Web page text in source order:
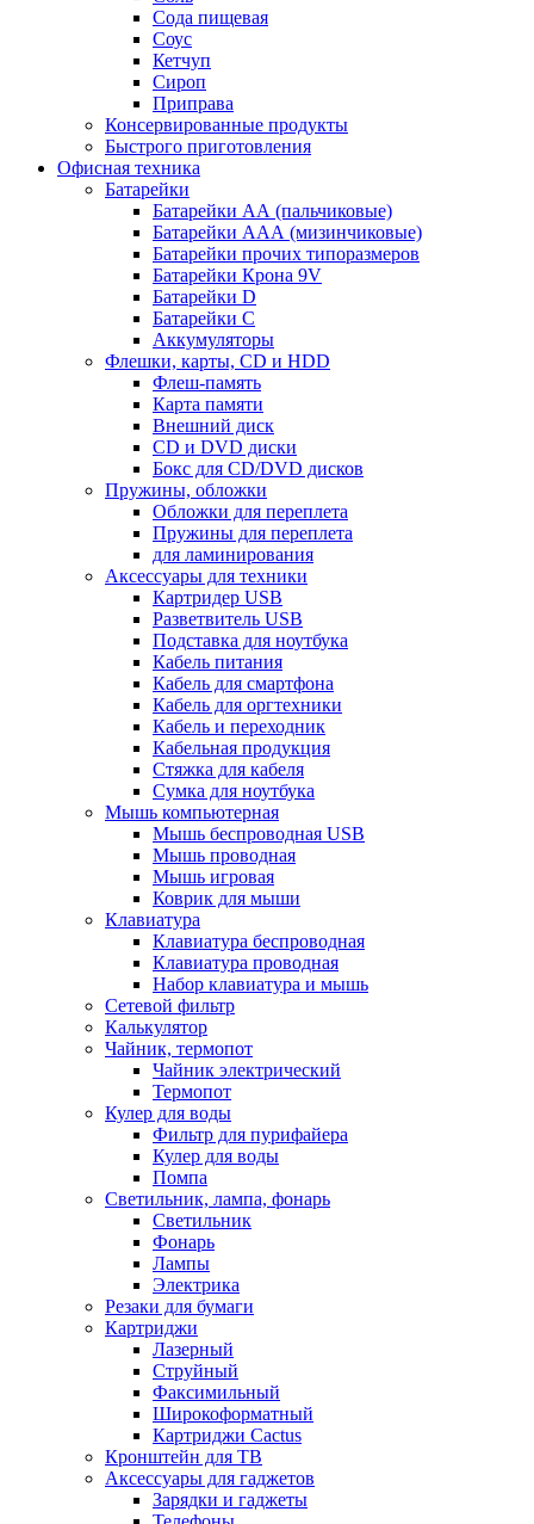
Сода пищевая
Соус
Кетчуп
Сироп
Приправа
Консервированные продукты
Быстрого приготовления
Офисная техника
Батарейки
Батарейки АА (пальчиковые)
Батарейки ААА (мизинчиковые)
Батарейки прочих типоразмеров
Батарейки Крона 9V
Батарейки D
Батарейки С
Аккумуляторы
Флешки, карты, CD и HDD
Флеш-память
Карта памяти
Внешний диск
CD и DVD диски
Бокс для CD/DVD дисков
Пружины, обложки
Обложки для переплета
Пружины для переплета
для ламинирования
Аксессуары для техники
Картридер USB
Разветвитель USB
Подставка для ноутбука
Кабель питания
Кабель для смартфона
Кабель для оргтехники
Кабель и переходник
Кабельная продукция
Стяжка для кабеля
Сумка для ноутбука
Мышь компьютерная
Мышь беспроводная USB
Мышь проводная
Мышь игровая
Коврик для мыши
Клавиатура
Клавиатура беспроводная
Клавиатура проводная
Набор клавиатура и мышь
Сетевой фильтр
Калькулятор
Чайник, термопот
Чайник электрический
Термопот
Кулер для воды
Фильтр для пурифайера
Кулер для воды
Помпа
Светильник, лампа, фонарь
Светильник
Фонарь
Лампы
Электрика
Резаки для бумаги
Картриджи
Лазерный
Струйный
Факсимильный
Широкоформатный
Картриджи Cactus
Кронштейн для ТВ
Аксессуары для гаджетов
Зарядки и гаджеты